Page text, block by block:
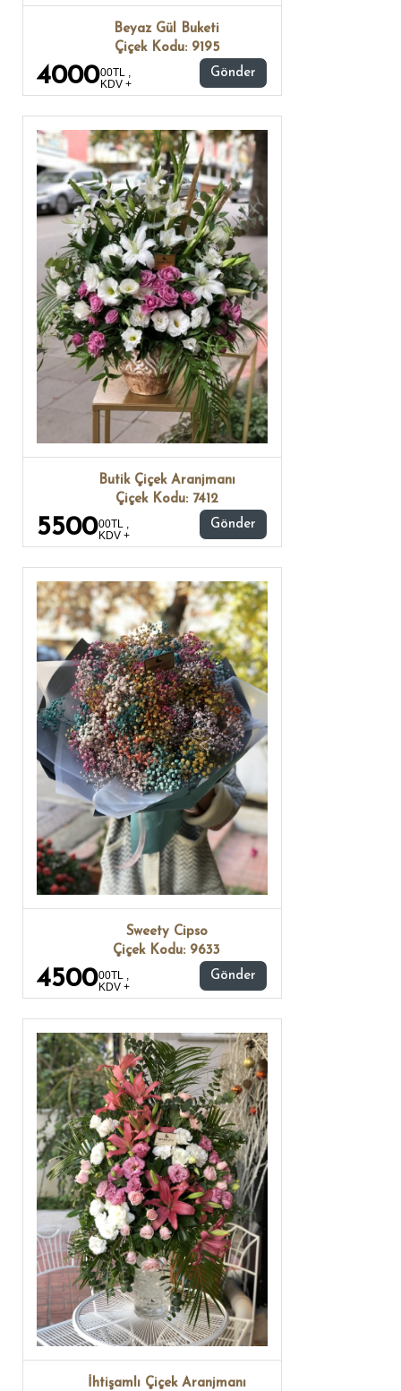
Beyaz Gül Buketi
Çiçek Kodu: 9195
400000TL ,
KDV +
Gönder
Butik Çiçek Aranjmanı
Çiçek Kodu: 7412
550000TL ,
KDV +
Gönder
Sweety Cipso
Çiçek Kodu: 9633
450000TL ,
KDV +
Gönder
İhtişamlı Çiçek Aranjmanı